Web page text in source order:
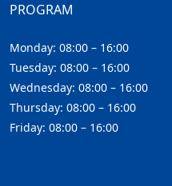
PROGRAM
Monday: 08:00 – 16:00
Tuesday: 08:00 – 16:00
Wednesday: 08:00 – 16:00
Thursday: 08:00 – 16:00
Friday: 08:00 – 16:00